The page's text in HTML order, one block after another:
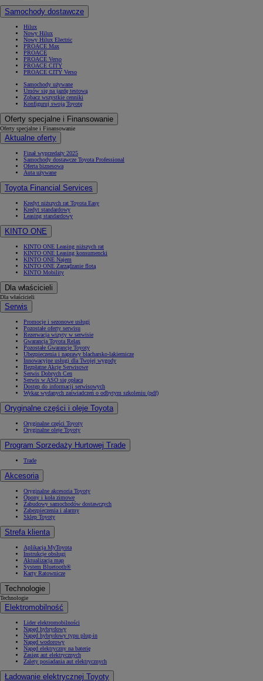
Samochody dostawcze
Hilux
Nowy Hilux
Nowy Hilux Electric
PROACE Max
PROACE
PROACE Verso
PROACE CITY
PROACE CITY Verso
Samochody używane
Umów się na jazdę testową
Zobacz wszystkie cenniki
Konfiguruj swoją Toyotę
Oferty specjalne i Finansowanie
Oferty specjalne i Finansowanie
Aktualne oferty
Finał wyprzedaży 2025
Samochody dostawcze Toyota Professional
Oferta biznesowa
Auta używane
Toyota Financial Services
Kredyt niższych rat Toyota Easy
Kredyt standardowy
Leasing standardowy
KINTO ONE
KINTO ONE Leasing niższych rat
KINTO ONE Leasing konsumencki
KINTO ONE Najem
KINTO ONE Zarządzanie flotą
KINTO Mobility
Dla właścicieli
Dla właścicieli
Serwis
Promocje i sezonowe usługi
Pozostałe oferty serwisu
Rezerwacja wizyty w serwisie
Gwarancja Toyota Relax
Pozostałe Gwarancje Toyoty
Ubezpieczenia i naprawy blacharsko-lakiernicze
Innowacyjne usługi dla Twojej wygody
Bezpłatne Akcje Serwisowe
Serwis Dobrych Cen
Serwis w ASO się opłaca
Dostęp do informacji serwisowych
Wykaz wydanych zaświadczeń o odbytym szkoleniu (pdf)
Oryginalne części i oleje Toyota
Oryginalne części Toyoty
Oryginalne oleje Toyoty
Program Sprzedaży Hurtowej Trade
Trade
Akcesoria
Oryginalne akcesoria Toyoty
Opony i koła zimowe
Zabudowy samochodów dostawczych
Zabezpieczenia i alarmy
Sklep Toyoty
Strefa klienta
Aplikacja MyToyota
Instrukcje obsługi
Aktualizacja map
System Bluetooth®
Karty Ratownicze
Technologie
Technologie
Elektromobilność
Lider elektromobilności
Napęd hybrydowy
Napęd hybrydowy typu plug-in
Napęd wodorowy
Napęd elektryczny na baterię
Zasięg aut elektrycznych
Zalety posiadania aut elektrycznych
Ładowanie elektrycznej Toyoty